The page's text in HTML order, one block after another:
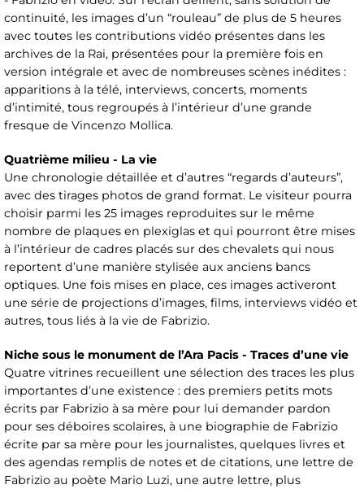
continuité, les images d’un “rouleau” de plus de 5 heures
avec toutes les contributions vidéo présentes dans les
archives de la Rai, présentées pour la première fois en
version intégrale et avec de nombreuses scènes inédites :
apparitions à la télé, interviews, concerts, moments
d’intimité, tous regroupés à l’intérieur d’une grande
fresque de Vincenzo Mollica.
Quatrième milieu - La vie
Une chronologie détaillée et d’autres “regards d’auteurs”,
avec des tirages photos de grand format. Le visiteur pourra
choisir parmi les 25 images reproduites sur le même
nombre de plaques en plexiglas et qui pourront être mises
à l’intérieur de cadres placés sur des chevalets qui nous
reportent d’une manière stylisée aux anciens bancs
optiques. Une fois mises en place, ces images activeront
une série de projections d’images, films, interviews vidéo et
autres, tous liés à la vie de Fabrizio.
Niche sous le monument de l’Ara Pacis - Traces d’une vie
Quatre vitrines recueillent une sélection des traces les plus
importantes d’une existence : des premiers petits mots
écrits par Fabrizio à sa mère pour lui demander pardon
pour ses déboires scolaires, à une biographie de Fabrizio
écrite par sa mère pour les journalistes, quelques livres et
des agendas remplis de notes et de citations, une lettre de
Fabrizio au poète Mario Luzi, une autre lettre, plus